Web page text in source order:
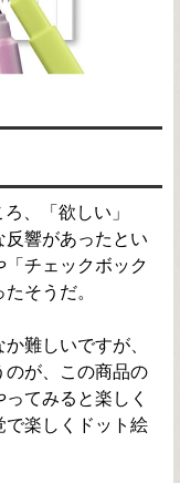
、「欲しい」
反響があったとい
「チェックボック
そうだ。
難しいですが、
のが、この商品の
てみると楽しく
で楽しくドット絵